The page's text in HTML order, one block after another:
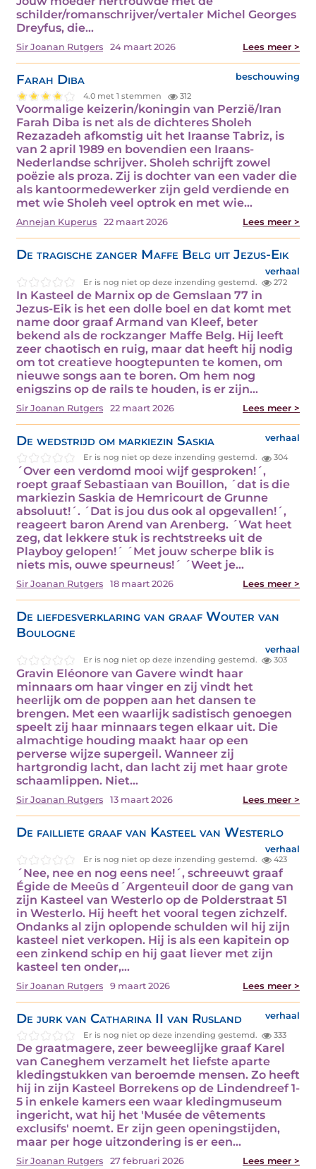
schilder/romanschrijver/vertaler Michel Georges
Dreyfus, die…
Sir Joanan Rutgers 24 maart 2026 Lees meer >
Farah Diba beschouwing
4.0 met 1 stemmen 312
Voormalige keizerin/koningin van Perzië/Iran
Farah Diba is net als de dichteres Sholeh
Rezazadeh afkomstig uit het Iraanse Tabriz, is
van 2 april 1989 en bovendien een Iraans-
Nederlandse schrijver. Sholeh schrijft zowel
poëzie als proza. Zij is dochter van een vader die
als kantoormedewerker zijn geld verdiende en
met wie Sholeh veel optrok en met wie…
Annejan Kuperus 22 maart 2026 Lees meer >
De tragische zanger Maffe Belg uit Jezus-Eik
verhaal
Er is nog niet op deze inzending gestemd. 272
In Kasteel de Marnix op de Gemslaan 77 in
Jezus-Eik is het een dolle boel en dat komt met
name door graaf Armand van Kleef, beter
bekend als de rockzanger Maffe Belg. Hij leeft
zeer chaotisch en ruig, maar dat heeft hij nodig
om tot creatieve hoogtepunten te komen, om
nieuwe songs aan te boren. Om hem nog
enigszins op de rails te houden, is er zijn…
Sir Joanan Rutgers 22 maart 2026 Lees meer >
De wedstrijd om markiezin Saskia verhaal
Er is nog niet op deze inzending gestemd. 304
´Over een verdomd mooi wijf gesproken!´,
roept graaf Sebastiaan van Bouillon, ´dat is die
markiezin Saskia de Hemricourt de Grunne
absoluut!´. ´Dat is jou dus ook al opgevallen!´,
reageert baron Arend van Arenberg. ´Wat heet
zeg, dat lekkere stuk is rechtstreeks uit de
Playboy gelopen!´ ´Met jouw scherpe blik is
niets mis, ouwe speurneus!´ ´Weet je…
Sir Joanan Rutgers 18 maart 2026 Lees meer >
De liefdesverklaring van graaf Wouter van
Boulogne
verhaal
Er is nog niet op deze inzending gestemd. 303
Gravin Eléonore van Gavere windt haar
minnaars om haar vinger en zij vindt het
heerlijk om de poppen aan het dansen te
brengen. Met een waarlijk sadistisch genoegen
speelt zij haar minnaars tegen elkaar uit. Die
almachtige houding maakt haar op een
perverse wijze supergeil. Wanneer zij
hartgrondig lacht, dan lacht zij met haar grote
schaamlippen. Niet…
Sir Joanan Rutgers 13 maart 2026 Lees meer >
De failliete graaf van Kasteel van Westerlo
verhaal
Er is nog niet op deze inzending gestemd. 423
´Nee, nee en nog eens nee!´, schreeuwt graaf
Égide de Meeûs d´Argenteuil door de gang van
zijn Kasteel van Westerlo op de Polderstraat 51
in Westerlo. Hij heeft het vooral tegen zichzelf.
Ondanks al zijn oplopende schulden wil hij zijn
kasteel niet verkopen. Hij is als een kapitein op
een zinkend schip en hij gaat liever met zijn
kasteel ten onder,…
Sir Joanan Rutgers 9 maart 2026 Lees meer >
De jurk van Catharina II van Rusland verhaal
Er is nog niet op deze inzending gestemd. 333
De graatmagere, zeer beweeglijke graaf Karel
van Caneghem verzamelt het liefste aparte
kledingstukken van beroemde mensen. Zo heeft
hij in zijn Kasteel Borrekens op de Lindendreef 1-
5 in enkele kamers een waar kledingmuseum
ingericht, wat hij het 'Musée de vêtements
exclusifs' noemt. Er zijn geen openingstijden,
maar per hoge uitzondering is er een…
Sir Joanan Rutgers 27 februari 2026 Lees meer >